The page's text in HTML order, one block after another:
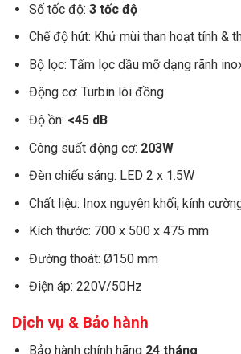
Số tốc độ: 3 tốc độ
Chế độ hút: Khử mùi than hoạt tính &
Bộ lọc: Tấm lọc dầu mỡ dạng rãnh
Động cơ: Turbin lõi đồng
Độ ồn: <45 dB
Công suất động cơ: 203W
Đèn chiếu sáng: LED 2 x 1.5W
Chất liệu: Inox nguyên khối, kính
Kích thước: 700 x 500 x 475 mm
Đường thoát: Ø150 mm
Điện áp: 220V/50Hz
Dịch vụ & Bảo hành
Bảo hành chính hãng 24 tháng